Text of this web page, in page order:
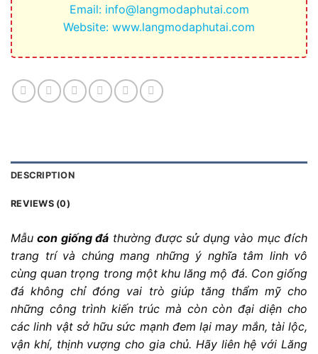
Email: info@langmodaphutai.com
Website: www.langmodaphutai.com
DESCRIPTION
REVIEWS (0)
Mẫucon giống đá thường được sử dụng vào mục đích
trang trí và chúng mang những ý nghĩa tâm linh vô
cùng quan trọng trong một khu lăng mộ đá. Con giống
đá không chỉ đóng vai trò giúp tăng thẩm mỹ cho
những công trình kiến trúc mà còn còn đại diện cho
các linh vật sở hữu sức mạnh đem lại may mắn, tài lộc,
vận khí, thịnh vượng cho gia chủ. Hãy liên hệ với Lăng